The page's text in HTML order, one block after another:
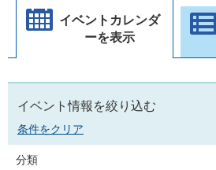
イベントカレンダ
ーを表示
イベント情報を絞り込む
条件をクリア
分類